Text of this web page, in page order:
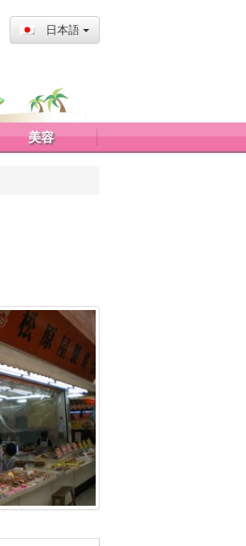
日本語
美容